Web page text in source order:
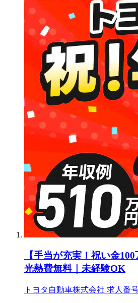
【手当が充実！祝い金
光熱費無料｜未経験OK
トヨタ自動車株式会社 求人番